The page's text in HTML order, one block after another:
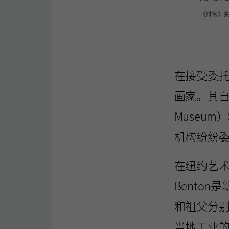
《财富》
在接受委
画家。其
Museum
机构纷纷
在纽约艺
Benton是
和祖父分